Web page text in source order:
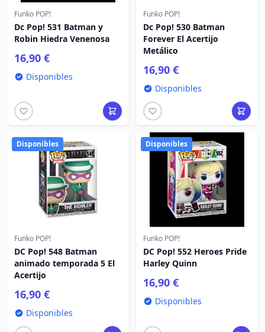
Funko POP!
Dc Pop! 531 Batman y
Robin Hiedra Venenosa
16,90 €
Disponibles
Funko POP!
Dc Pop! 530 Batman
Forever El Acertijo
Metálico
16,90 €
Disponibles
Disponibles
Funko POP!
DC Pop! 548 Batman
animado temporada 5 El
Acertijo
16,90 €
Disponibles
Disponibles
Funko POP!
DC Pop! 552 Heroes Pride
Harley Quinn
16,90 €
Disponibles